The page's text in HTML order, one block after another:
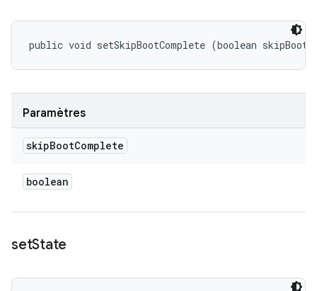
public void setSkipBootComplete (boolean
Paramètres
skipBootComplete
boolean
setState